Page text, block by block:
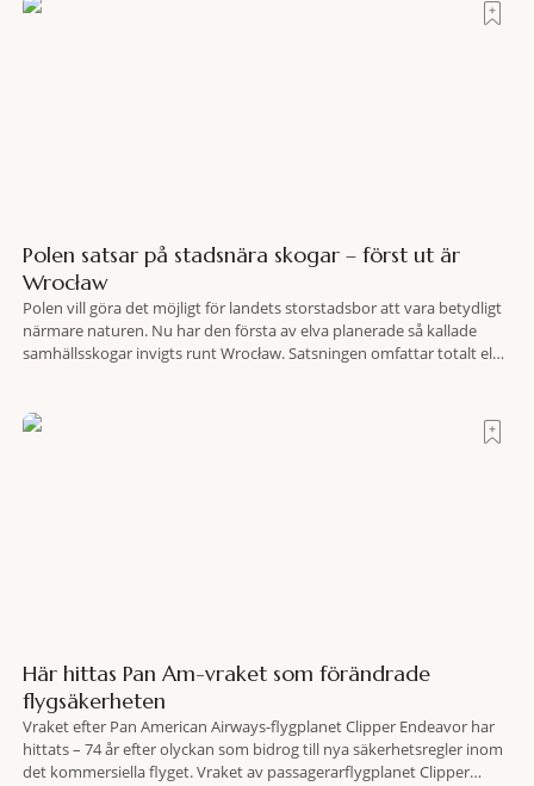
Polen satsar på stadsnära skogar – först ut är
Wrocław
Polen vill göra det möjligt för landets storstadsbor att vara betydligt
närmare naturen. Nu har den första av elva planerade så kallade
samhällsskogar invigts runt Wrocław. Satsningen omfattar totalt elva
fler människor ska kunna promenera, motionera
Här hittas Pan Am-vraket som förändrade
flygsäkerheten
Vraket efter Pan American Airways-flygplanet Clipper Endeavor har
hittats – 74 år efter olyckan som bidrog till nya säkerhetsregler inom
det kommersiella flyget. Vraket av passagerarflygplanet Clipper